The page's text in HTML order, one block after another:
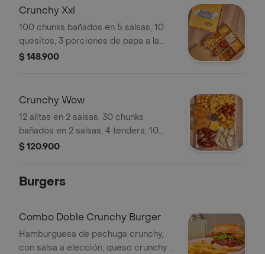
Crunchy Xxl
100 chunks bañados en 5 salsas, 10
quesitos, 3 porciones de papa a la
francesa.
$ 148.900
Crunchy Wow
12 alitas en 2 salsas, 30 chunks
bañados en 2 salsas, 4 tenders, 10
quesitos y 3 porciones de papas.
$ 120.900
Burgers
Combo Doble Crunchy Burger
Hamburguesa de pechuga crunchy,
con salsa a elección, queso crunchy y